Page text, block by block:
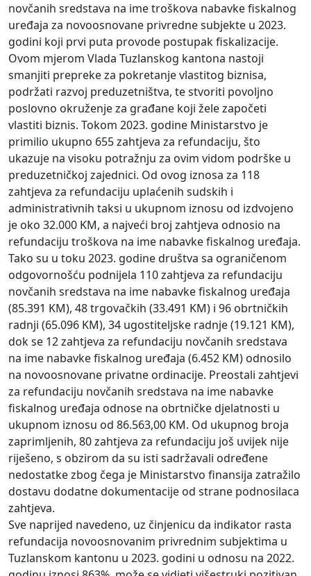
novčanih sredstava na ime troškova nabavke fiskalnog
uređaja za novoosnovane privredne subjekte u 2023.
godini koji prvi puta provode postupak fiskalizacije.
Ovom mjerom Vlada Tuzlanskog kantona nastoji
smanjiti prepreke za pokretanje vlastitog biznisa,
podržati razvoj preduzetništva, te stvoriti povoljno
poslovno okruženje za građane koji žele započeti
vlastiti biznis. Tokom 2023. godine Ministarstvo je
primilio ukupno 655 zahtjeva za refundaciju, što
ukazuje na visoku potražnju za ovim vidom podrške u
preduzetničkoj zajednici. Od ovog iznosa za 118
zahtjeva za refundaciju uplaćenih sudskih i
administrativnih taksi u ukupnom iznosu od izdvojeno
je oko 32.000 KM, a najveći broj zahtjeva odnosio na
refundaciju troškova na ime nabavke fiskalnog uređaja.
Tako su u toku 2023. godine društva sa ograničenom
odgovornošću podnijela 110 zahtjeva za refundaciju
novčanih sredstava na ime nabavke fiskalnog uređaja
(85.391 KM), 48 trgovačkih (33.491 KM) i 96 obrtničkih
radnji (65.096 KM), 34 ugostiteljske radnje (19.121 KM),
dok se 12 zahtjeva za refundaciju novčanih sredstava
na ime nabavke fiskalnog uređaja (6.452 KM) odnosilo
na novoosnovane privatne ordinacije. Preostali zahtjevi
za refundaciju novčanih sredstava na ime nabavke
fiskalnog uređaja odnose na obrtničke djelatnosti u
ukupnom iznosu od 86.563,00 KM. Od ukupnog broja
zaprimljenih, 80 zahtjeva za refundaciju još uvijek nije
riješeno, s obzirom da su isti sadržavali određene
nedostatke zbog čega je Ministarstvo finansija zatražilo
dostavu dodatne dokumentacije od strane podnosilaca
zahtjeva.
Sve naprijed navedeno, uz činjenicu da indikator rasta
refundacija novoosnovanim privrednim subjektima u
Tuzlanskom kantonu u 2023. godini u odnosu na 2022.